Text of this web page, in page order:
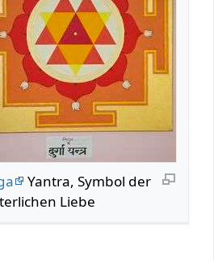
Yantra, Symbol der
Liebe